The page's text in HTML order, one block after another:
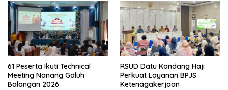
61 Peserta Ikuti Technical
Meeting Nanang Galuh
Balangan 2026
RSUD Datu Kandang Haji
Perkuat Layanan BPJS
Ketenagakerjaan